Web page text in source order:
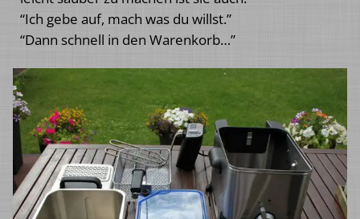
“Ich gebe auf, mach was du willst.”
“Dann schnell in den Warenkorb…”